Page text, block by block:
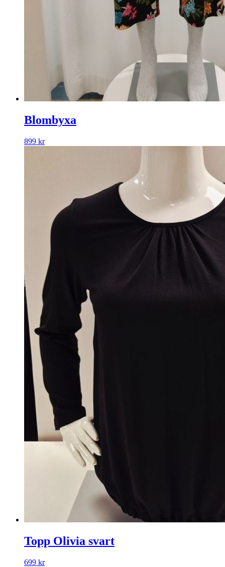
Blombyxa
899 kr
Topp Olivia svart
699 kr